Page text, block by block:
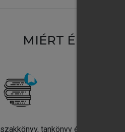
MIÉRT
szakkönyv, tankönyv és